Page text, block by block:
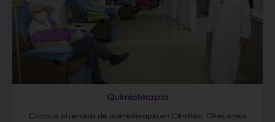
Quimioterapia
Conoce el servicio de quimioterapia en Clinaltec. Ofrecemos